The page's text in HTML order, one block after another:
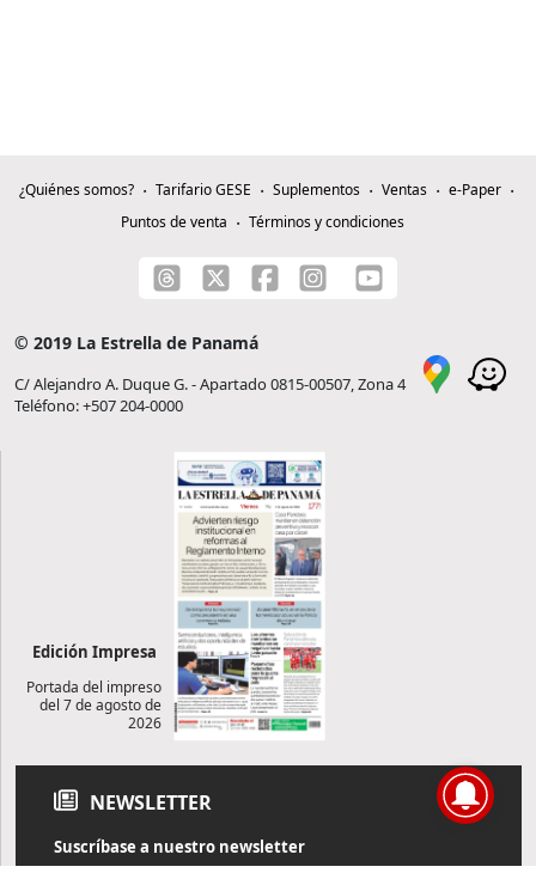
¿Quiénes somos? Tarifario GESE Suplementos Ventas
e-Paper
Puntos de venta
Términos y condiciones
© 2019 La Estrella de Panamá
C/ Alejandro A. Duque G. - Apartado 0815-00507, Zona 4
Teléfono: +507 204-0000
Edición Impresa
Portada del impreso
del 7 de agosto de
2026
NEWSLETTER
Suscríbase a nuestro newsletter
Reciba diariamente información de actualidad directamente en